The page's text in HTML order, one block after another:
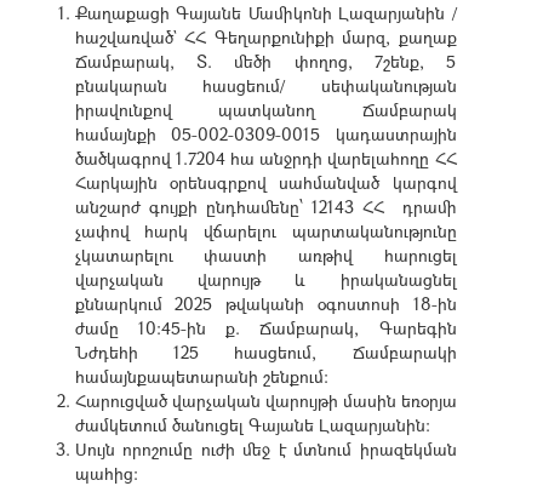
Քաղաքացի Գայանե Մամիկոնի Լազարյանին /
հաշվառված` ՀՀ Գեղարքունիքի մարզ, քաղաք
Ճամբարակ, Տ. մեծի փողոց, 7շենք, 5
բնակարան հասցեում/ սեփականության
իրավունքով պատկանող Ճամբարակ
համայնքի 05-002-0309-0015 կադաստրային
ծածկագրով 1.7204 հա անջրդի վարելահողը ՀՀ
Հարկային օրենսգրքով սահմանված կարգով
անշարժ գույքի ընդհամենը՝ 12143 ՀՀ դրամի
չափով հարկ վճարելու պարտականությունը
չկատարելու փաստի առթիվ հարուցել
վարչական վարույթ և իրականացնել
քննարկում 2025 թվականի օգոստոսի 18-ին
ժամը 10:45-ին ք. Ճամբարակ, Գարեգին
Նժդեհի 125 հասցեում, Ճամբարակի
համայնքապետարանի շենքում:
Հարուցված վարչական վարույթի մասին եռօրյա
ժամկետում ծանուցել Գայանե Լազարյանին։
Սույն որոշումը ուժի մեջ է մտնում իրազեկման
պահից։